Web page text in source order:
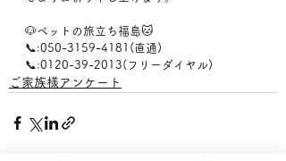
🐶ペットの旅立ち福島🐱
📞:050-3159-4181(直通)
📞:0120-39-2013(フリーダイヤル)
ご家族様アンケート